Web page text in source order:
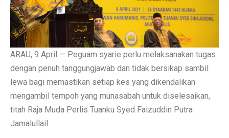
ARAU, 9 April — Peguam syarie perlu melaksanakan tugas
dengan penuh tanggungjawab dan tidak bersikap sambil
lewa bagi memastikan setiap kes yang dikendalikan
mengambil tempoh yang munasabah untuk diselesaikan,
titah Raja Muda Perlis Tuanku Syed Faizuddin Putra
Jamalullail.